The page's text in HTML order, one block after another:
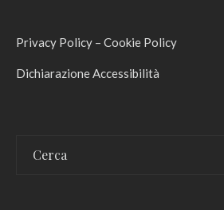
Privacy Policy – Cookie Policy
Dichiarazione Accessibilità